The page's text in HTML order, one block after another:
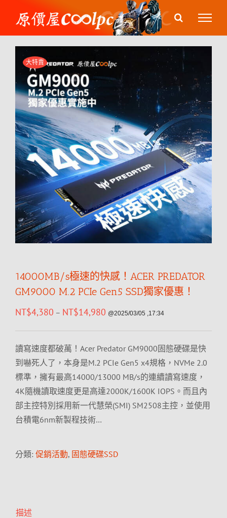
content
大特賣
14000MB/s極速的快感！ACER PREDATOR
GM9000 M.2 PCIe Gen5 SSD獨家優惠！
NT$4,380 – NT$14,980 @2025/03/05 ,17:34
讀寫速度都破萬！Acer Predator GM9000固態硬碟是快
到嚇死人了，本身是M.2 PCIe Gen5 x4規格，NVMe 2.0
標準，擁有最高14000/13000 MB/s的連續讀寫速度，
4K隨機讀取速度更是高達2000K/1600K IOPS。而且內
部主控特別採用新一代慧榮(SMI) SM2508主控，並使用
台積電6nm新製程技術…
分類: 促銷活動, 固態硬碟SSD
描述